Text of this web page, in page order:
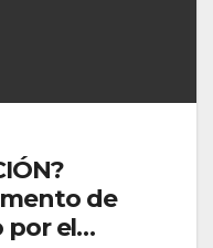
de
por el